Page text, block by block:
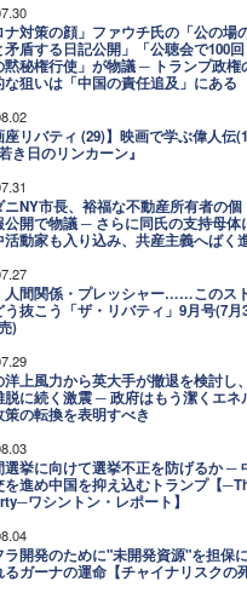
ナ対策の顔」ファウチ氏の「公の場
矛盾する日記公開」「公聴会で100回
黙秘権行使」が物議 ─ トランプ政権
な狙いは「中国の責任追及」にある
座リバティ (29)】映画で学ぶ偉人伝
き日のリンカーン』
ニNY市長、裕福な不動産所有者の個
公開で物議 ─ さらに同氏の支持母体
活動家も入り込み、共産主義へばく
人間関係・プレッシャー……このス
う抜こう「ザ・リバティ」9月号(7月
)
洋上風力から英大手が撤退を検討し、
脱に続く激震 ─ 政府はもう潔くエネ
策の転換を表明すべき
選挙に向けて選挙不正を防げるか ─
を進め中国を抑え込むトランプ【
ワシントン・レポート】
ラ開発のために"未開発資源"を担保
るガーナの運命【チャイナリスクの